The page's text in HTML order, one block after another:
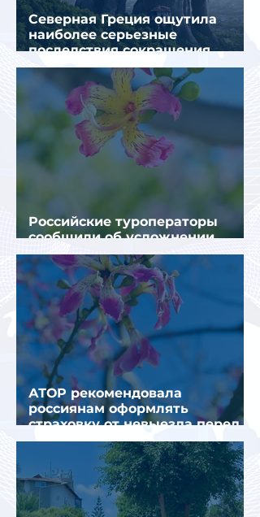
Северная Греция ощутила
наиболее серьезные
последствия сокращения
турпотока из России
Российские туроператоры
сообщили об усложнении
получения виз в Грецию
АТОР рекомендовала
россиянам оформлять
страховку от невыезда перед
поездкой в Грецию